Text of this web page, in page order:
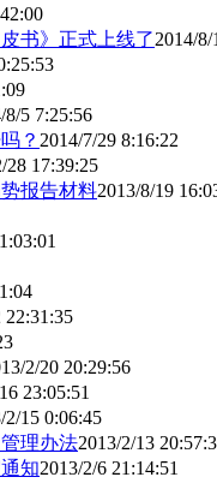
书》正式上线了2014/
8/5 7:25:56
？ 2014/7/29 8:16:22
28 17:39:25
报告材料2013/8/19
22:31:35
2/20 20:29:56
23:05:51
2/15 0:06:45
理办法2013/2/13
知2013/2/6 21:14:51